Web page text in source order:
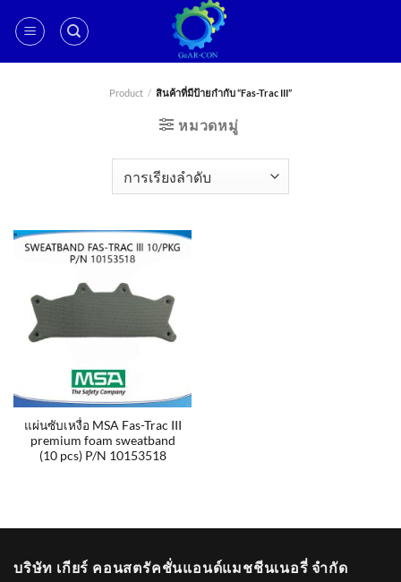
Product / สินค้าที่มีป้ายกำกับ “Fas-Trac III”
หมวดหมู่
แผ่นซับเหงื่อ MSA Fas-Trac III
premium foam sweatband
(10 pcs) P/N 10153518
บริษัท เกียร์ คอนสตรัคชั่นแอนด์แมชชีนเนอรี่ จำกัด